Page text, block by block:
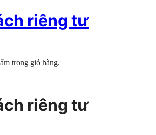
riêng tư
trong giỏ hàng.
riêng tư